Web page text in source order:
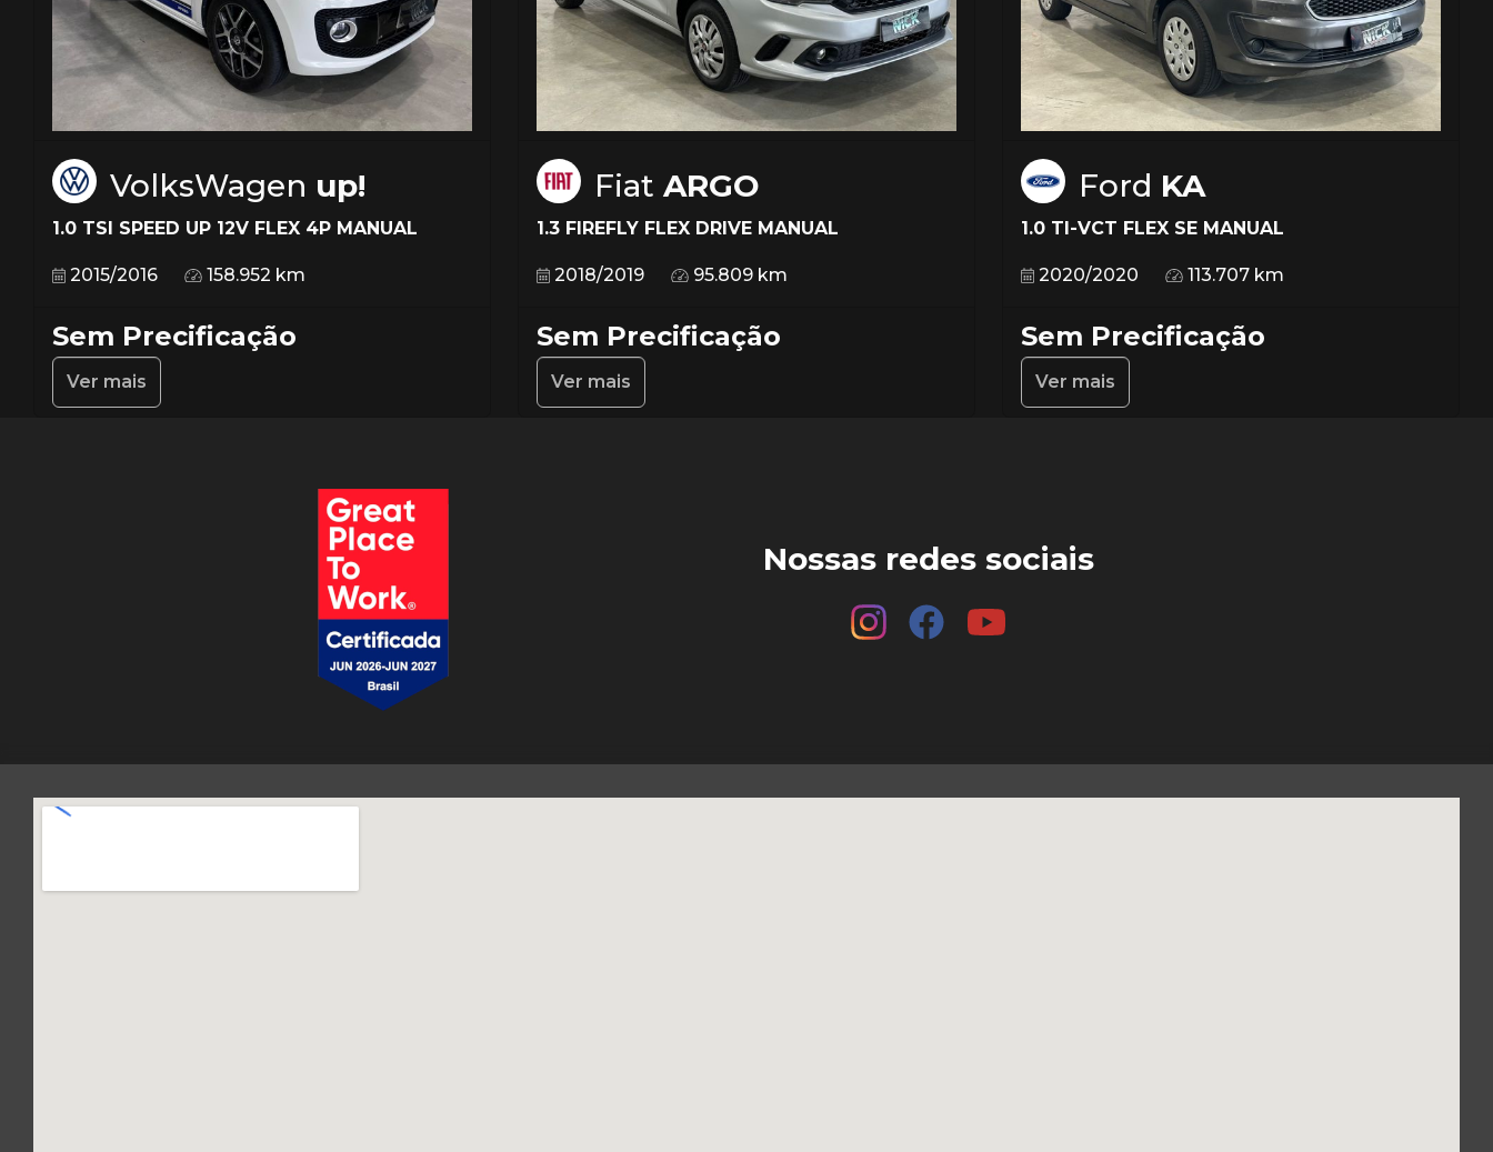
VolksWagen up!
1.0 TSI SPEED UP 12V FLEX 4P MANUAL
2015/2016 158.952 km
Sem Precificação
Ver mais
Fiat ARGO
1.3 FIREFLY FLEX DRIVE MANUAL
2018/2019 95.809 km
Sem Precificação
Ver mais
Ford KA
1.0 TI-VCT FLEX SE MANUAL
2020/2020 113.707 km
Sem Precificação
Ver mais
Nossas redes sociais